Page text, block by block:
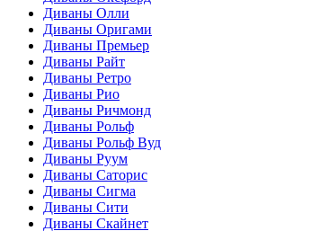
Диваны Олли
Диваны Оригами
Диваны Премьер
Диваны Райт
Диваны Ретро
Диваны Рио
Диваны Ричмонд
Диваны Рольф
Диваны Рольф Вуд
Диваны Руум
Диваны Саторис
Диваны Сигма
Диваны Сити
Диваны Скайнет